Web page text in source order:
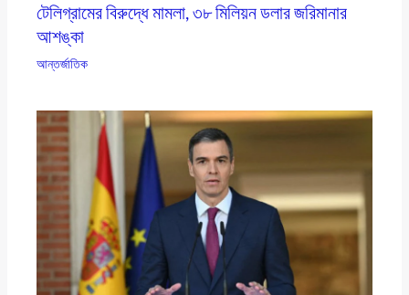
টেলিগ্রামের বিরুদ্ধে মামলা, ৩৮ মিলিয়ন ডলার জরিমানার
আশঙ্কা
আন্তর্জাতিক